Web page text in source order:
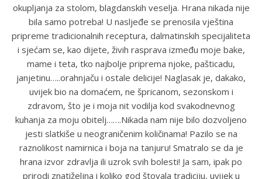
okupljanja za stolom, blagdanskih veselja. Hrana nikada nije
bila samo potreba! U nasljeđe se prenosila vještina
pripreme tradicionalnih receptura, dalmatinskih specijaliteta
i sjećam se, kao dijete, živih rasprava između moje bake,
mame i teta, tko najbolje priprema njoke, pašticadu,
janjetinu…..orahnjaču i ostale delicije! Naglasak je, dakako,
uvijek bio na domaćem, ne špricanom, sezonskom i
zdravom, što je i moja nit vodilja kod svakodnevnog
kuhanja za moju obitelj…….Nikada nam nije bilo dozvoljeno
jesti slatkiše u neograničenim količinama! Pazilo se na
raznolikost namirnica i boja na tanjuru! Smatralo se da je
hrana izvor zdravlja ili uzrok svih bolesti! Ja sam, ipak po
prirodi znatiželjna i koliko god štovala tradiciju, uvijek u